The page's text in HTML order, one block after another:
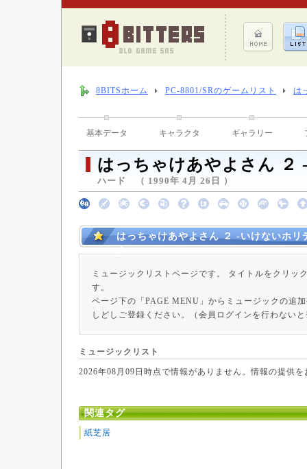
8BITSホーム PC-8801/SRのゲームリスト は
基本データ キャラクタ ギャラリー
はっちゃけあやよさん ２
ハード （ 1990年 4月 26日 ）
はっちゃけあやよさん ２ -いけないホリ
ク
ミュージックリストページです。 タイトルをクリッ
す。
ページ下の「PAGE MENU」からミュージックの追
しどしご登録ください。（会員ログインを行わない
ミュージックリスト
2026年08月09日時点で情報がありません。情報の提供
関連タグ
紙芝居